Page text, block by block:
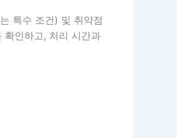
특수 조건) 및 취약점
확인하고, 처리 시간과